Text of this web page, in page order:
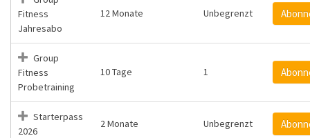
Fitness
Jahresabo
12 Monate Unbegrenzt
Group
Fitness
Probetraining
10 Tage 1
Starterpass
2026
2 Monate Unbegrenzt